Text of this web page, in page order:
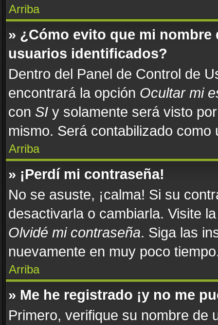
Arriba
» ¿Cómo evito que mi
usuarios identificados?
Dentro del Panel de Control de
encontrará la opción Ocultar mi
con SI y solamente será visto
mismo. Será contabilizado como
Arriba
» ¡Perdí mi contraseña!
No se asuste, ¡calma! Si su
desactivarla o cambiarla. Visite
Olvidé mi contraseña. Siga las
nuevamente en muy poco
Arriba
» Me he registrado ¡y no me
Primero, verifique su nombre de